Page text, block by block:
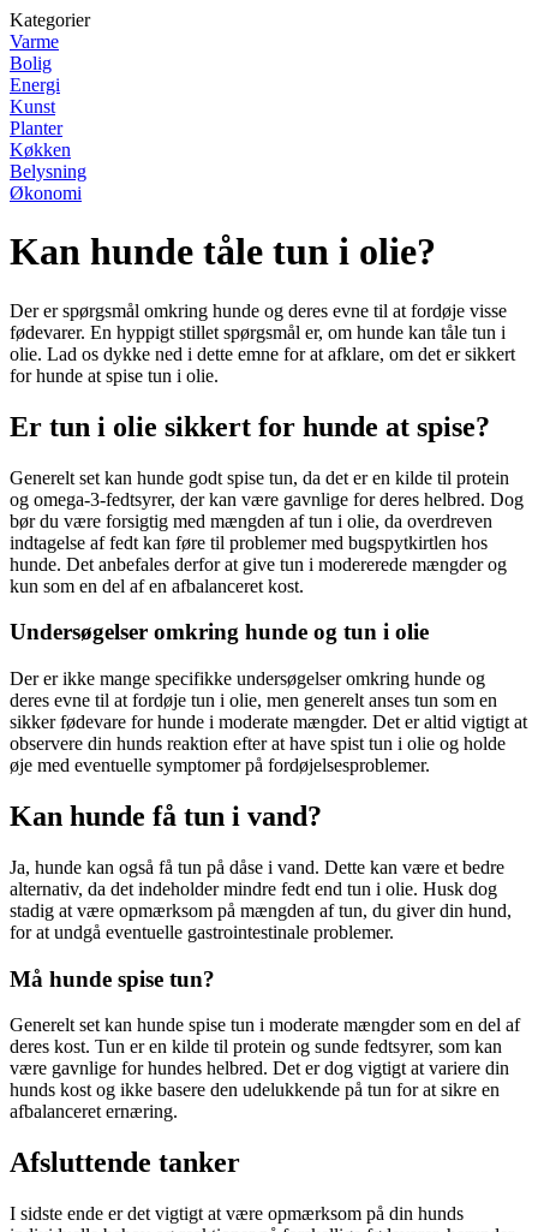
Kategorier
Varme
Bolig
Energi
Kunst
Planter
Køkken
Belysning
Økonomi
Kan hunde tåle tun i olie?
Der er spørgsmål omkring hunde og deres evne til at fordøje visse
fødevarer. En hyppigt stillet spørgsmål er, om hunde kan tåle tun i
olie. Lad os dykke ned i dette emne for at afklare, om det er sikkert
for hunde at spise tun i olie.
Er tun i olie sikkert for hunde at spise?
Generelt set kan hunde godt spise tun, da det er en kilde til protein
og omega-3-fedtsyrer, der kan være gavnlige for deres helbred. Dog
bør du være forsigtig med mængden af tun i olie, da overdreven
indtagelse af fedt kan føre til problemer med bugspytkirtlen hos
hunde. Det anbefales derfor at give tun i modererede mængder og
kun som en del af en afbalanceret kost.
Undersøgelser omkring hunde og tun i olie
Der er ikke mange specifikke undersøgelser omkring hunde og
deres evne til at fordøje tun i olie, men generelt anses tun som en
sikker fødevare for hunde i moderate mængder. Det er altid vigtigt at
observere din hunds reaktion efter at have spist tun i olie og holde
øje med eventuelle symptomer på fordøjelsesproblemer.
Kan hunde få tun i vand?
Ja, hunde kan også få tun på dåse i vand. Dette kan være et bedre
alternativ, da det indeholder mindre fedt end tun i olie. Husk dog
stadig at være opmærksom på mængden af tun, du giver din hund,
for at undgå eventuelle gastrointestinale problemer.
Må hunde spise tun?
Generelt set kan hunde spise tun i moderate mængder som en del af
deres kost. Tun er en kilde til protein og sunde fedtsyrer, som kan
være gavnlige for hundes helbred. Det er dog vigtigt at variere din
hunds kost og ikke basere den udelukkende på tun for at sikre en
afbalanceret ernæring.
Afsluttende tanker
I sidste ende er det vigtigt at være opmærksom på din hunds